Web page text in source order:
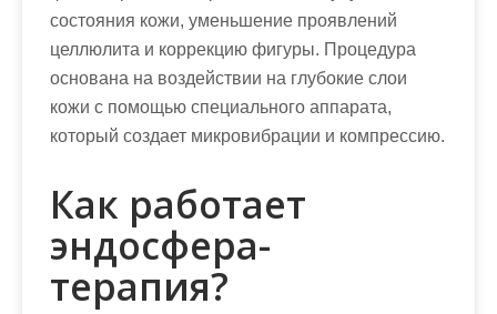
состояния кожи, уменьшение проявлений
целлюлита и коррекцию фигуры. Процедура
основана на воздействии на глубокие слои
кожи с помощью специального аппарата,
который создает микровибрации и компрессию.
Как работает
эндосфера-
терапия?